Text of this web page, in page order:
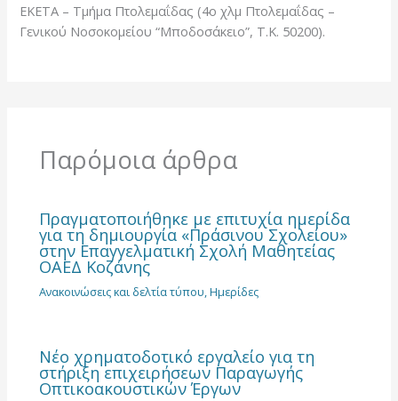
ΕΚΕΤΑ – Τμήμα Πτολεμαΐδας (4ο χλμ Πτολεμαΐδας –
Γενικού Νοσοκομείου “Μποδοσάκειο”, Τ.Κ. 50200).
Παρόμοια άρθρα
Πραγματοποιήθηκε με επιτυχία ημερίδα
για τη δημιουργία «Πράσινου Σχολείου»
στην Επαγγελματική Σχολή Μαθητείας
ΟΑΕΔ Κοζάνης
Ανακοινώσεις και δελτία τύπου,Ημερίδες
Νέο χρηματοδοτικό εργαλείο για τη
στήριξη επιχειρήσεων Παραγωγής
Οπτικοακουστικών Έργων